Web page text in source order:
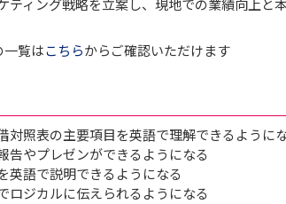
ティング戦略を立案し、現地での業績向上と
覧はこちらからご確認いただけます
照表の主要項目を英語で理解できるように
やプレゼンができるようになる
語で説明できるようになる
ジカルに伝えられるようになる